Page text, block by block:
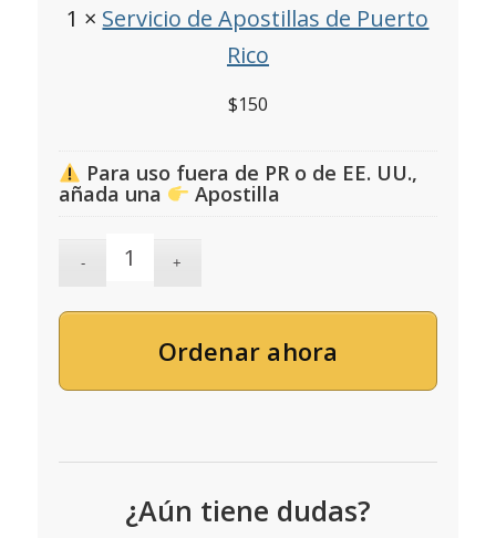
Apostillas
Puerto
1 × Servicio de Apostillas de Puerto
Rico
$150
Para uso fuera de PR o de EE. UU.,
añada una
Apostilla
Ordenar ahora
¿Aún tiene dudas?